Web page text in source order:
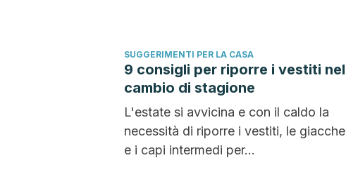
SUGGERIMENTI PER LA CASA
9 consigli per riporre i vestiti nel
cambio di stagione
L'estate si avvicina e con il caldo la
necessità di riporre i vestiti, le giacche
e i capi intermedi per...